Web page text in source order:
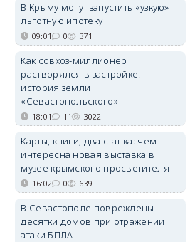
В Крыму могут запустить «узкую»
льготную ипотеку
09:01 0 371
Как совхоз-миллионер
растворялся в застройке:
история земли
«Севастопольского»
18:01 11 3022
Карты, книги, два станка: чем
интересна новая выставка в
музее крымского просветителя
16:02 0 639
В Севастополе повреждены
десятки домов при отражении
атаки БПЛА